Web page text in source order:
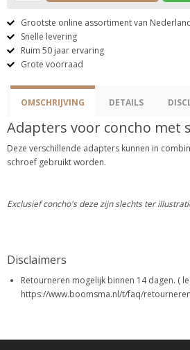
Grootste online assortiment van
Snelle levering
Ruim 50 jaar ervaring
Grote voorraad
OMSCHRIJVING DETAILS
Adapters voor concho met
Deze verschillende adapters kunnen in
schroef gebruikt worden.
Exclusief concho's deze zijn slechts ter
Disclaimers
Retourneren mogelijk binnen 14 dagen. (
https://www.boomsma.nl/t/faq/